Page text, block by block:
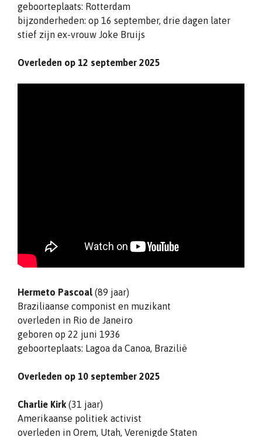
geboorteplaats: Rotterdam
bijzonderheden: op 16 september, drie dagen later
stief zijn ex-vrouw Joke Bruijs
Overleden op 12 september 2025
Hermeto Pascoal (89 jaar)
Braziliaanse componist en muzikant
overleden in Rio de Janeiro
geboren op 22 juni 1936
geboorteplaats: Lagoa da Canoa, Brazilië
Overleden op 10 september 2025
Charlie Kirk (31 jaar)
Amerikaanse politiek activist
overleden in Orem, Utah, Verenigde Staten